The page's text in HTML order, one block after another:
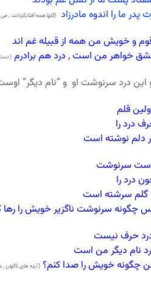
پدر ما را اندوه مادرزاد (گلها همه آفتابگردانند, ص 120)
و خویش من همه از قبیله غم اند
خواهر من است , درد هم برادرم (
این درد سرنوشت او و “نام دیگر”
قلم
درد را
دلم نوشته است
سرنوشت
درد را
گلم سرشته است
چگونه سرنوشت ناگزیر خویش را رها
حرف نیست
نام دیگر من است
چگونه خویش را صدا کنم؟ (آینه های ناگهان,